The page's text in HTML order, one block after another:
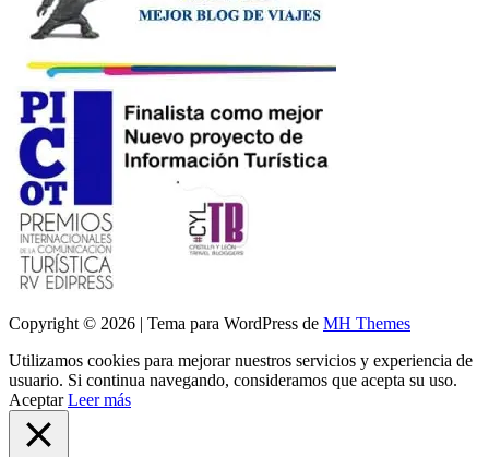
Copyright © 2026 | Tema para WordPress de MH Themes
Utilizamos cookies para mejorar nuestros servicios y experiencia de
usuario. Si continua navegando, consideramos que acepta su uso.
Aceptar Leer más